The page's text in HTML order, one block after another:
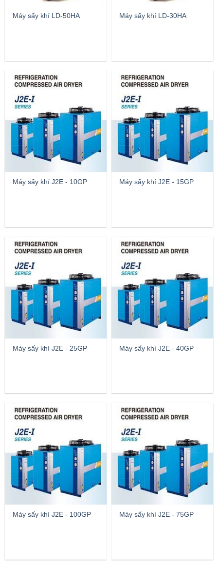
Máy sấy khí LD-50HA Máy sấy khí LD-30HA
Máy sấy khí J2E - 10GP Máy sấy khí J2E - 15GP
Máy sấy khí J2E - 25GP Máy sấy khí J2E - 40GP
Máy sấy khí J2E - 100GP Máy sấy khí J2E - 75GP